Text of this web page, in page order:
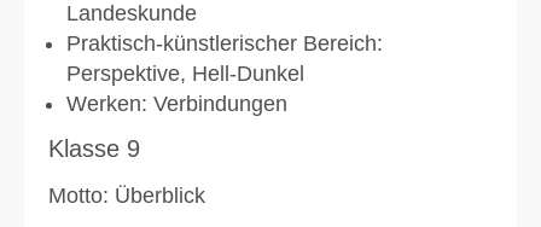
Landeskunde
Praktisch-künstlerischer Bereich:
Perspektive, Hell-Dunkel
Werken: Verbindungen
Klasse 9
Motto: Überblick